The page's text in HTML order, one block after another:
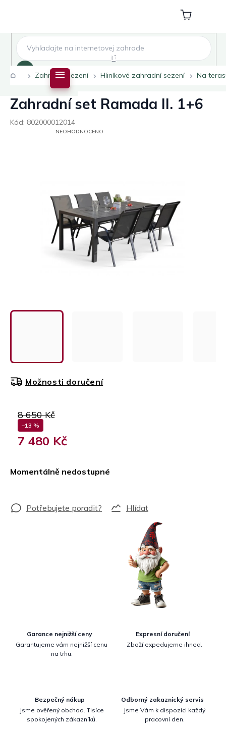
Nákupní
košík
DomůZahradní sezení Hliníkové zahradní sezení Na
Zahradní set Ramada II. 1+6
Kód: 802000012014
PRŮMĚRNÉNEOHODNOCENO
8 650 Kč
–13 %
7 480 Kč
Momentálně nedostupné
Možnosti doručení
Hlídat
Garance nejnižší ceny
Garantujeme vám nejnižší cenu
na trhu.
Expresní doručení
Zboží expedujeme ihned.
Bezpečný nákup
Jsme ověřený obchod. Tisíce
spokojených zákazníků.
Odborný zakaznický servis
Jsme Vám k dispozici každý
pracovní den.